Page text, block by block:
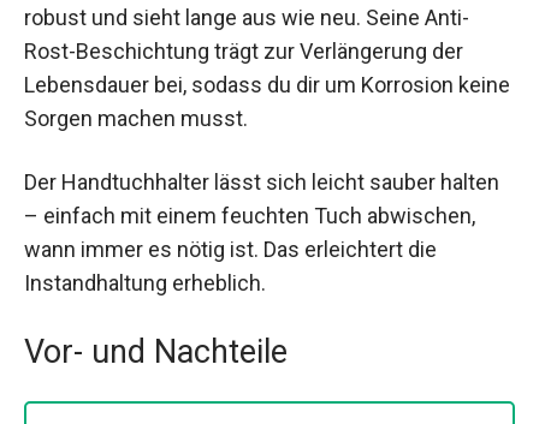
robust und sieht lange aus wie neu. Seine Anti-
Rost-Beschichtung trägt zur Verlängerung der
Lebensdauer bei, sodass du dir um Korrosion keine
Sorgen machen musst.
Der Handtuchhalter lässt sich leicht sauber halten
– einfach mit einem feuchten Tuch abwischen,
wann immer es nötig ist. Das erleichtert die
Instandhaltung erheblich.
Vor- und Nachteile